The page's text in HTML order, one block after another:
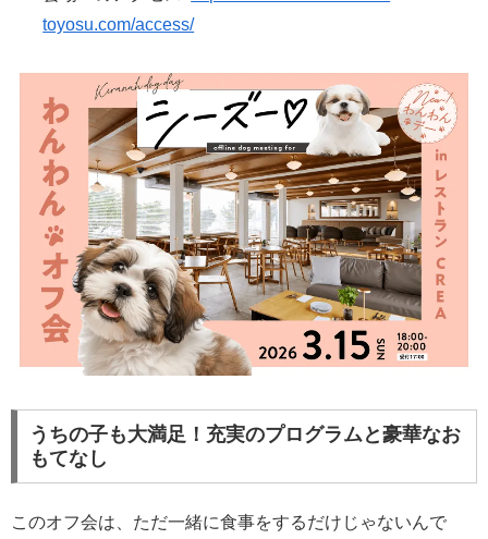
toyosu.com/access/
うちの子も大満足！充実のプログラムと豪華なお
もてなし
このオフ会は、ただ一緒に食事をするだけじゃないんで